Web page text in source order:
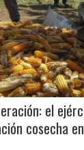
el
cosecha